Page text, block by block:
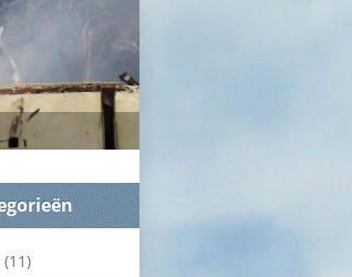
(11)